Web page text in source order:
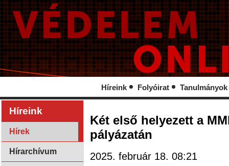
Híreink Folyóirat Tanulmányok
Híreink
Hírek
Hírarchívum
Két első helyezett a
pályázatán
2025. február 18. 08:21